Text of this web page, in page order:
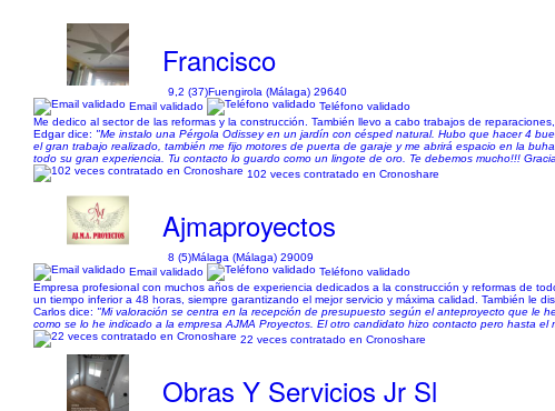
Francisco
9,2 (37)Fuengirola (Málaga) 29640
Email validado
Teléfono validado
Me dedico al sector de las reformas y la construcción. También llevo a cabo trabajos de
Edgar dice: "Me instalo una Pérgola Odissey en un jardín con césped natural. Hubo que hacer 4
el gran trabajo realizado, también me fijo motores de puerta de garaje y me abrirá espacio en la
todo su gran experiencia. Tu contacto lo guardo como un lingote de oro. Te debemos mucho!!!
102 veces contratado en Cronoshare
Ajmaproyectos
8 (5)Málaga (Málaga) 29009
Email validado
Teléfono validado
Empresa profesional con muchos años de experiencia dedicados a la construcción y reformas de
un tiempo inferior a 48 horas, siempre garantizando el mejor servicio y máxima calidad. También le
Carlos dice: "Mi valoración se centra en la recepción de presupuesto según el anteproyecto que le
como se lo he indicado a la empresa AJMA Proyectos. El otro candidato hizo contacto pero hasta
22 veces contratado en Cronoshare
Obras Y Servicios Jr Sl